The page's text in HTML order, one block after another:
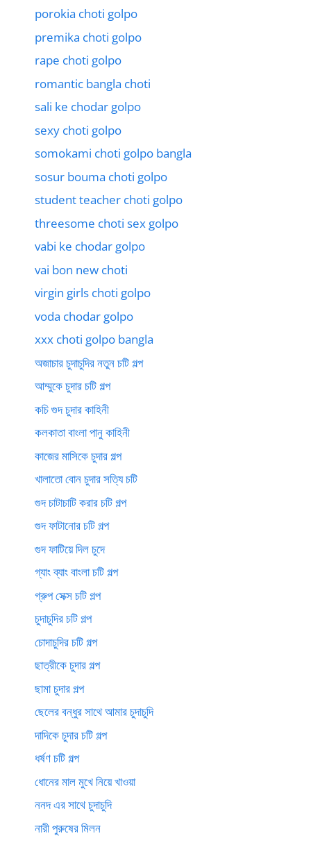
porokia choti golpo
premika choti golpo
rape choti golpo
romantic bangla choti
sali ke chodar golpo
sexy choti golpo
somokami choti golpo bangla
sosur bouma choti golpo
student teacher choti golpo
threesome choti sex golpo
vabi ke chodar golpo
vai bon new choti
virgin girls choti golpo
voda chodar golpo
xxx choti golpo bangla
অজাচার চুদাচুদির নতুন চটি গল্প
আম্মুকে চুদার চটি গল্প
কচি গুদ চুদার কাহিনী
কলকাতা বাংলা পানু কাহিনী
কাজের মাসিকে চুদার গল্প
খালাতো বোন চুদার সত্যি চটি
গুদ চাটাচাটি করার চটি গল্প
গুদ ফাটানোর চটি গল্প
গুদ ফাটিয়ে দিল চুদে
গ্যাং ব্যাং বাংলা চটি গল্প
গ্রুপ সেক্স চটি গল্প
চুদাচুদির চটি গল্প
চোদাচুদির চটি গল্প
ছাত্রীকে চুদার গল্প
ছামা চুদার গল্প
ছেলের বন্ধুর সাথে আমার চুদাচুদি
দাদিকে চুদার চটি গল্প
ধর্ষণ চটি গল্প
ধোনের মাল মুখে নিয়ে খাওয়া
ননদ এর সাথে চুদাচুদি
নারী পুরুষের মিলন